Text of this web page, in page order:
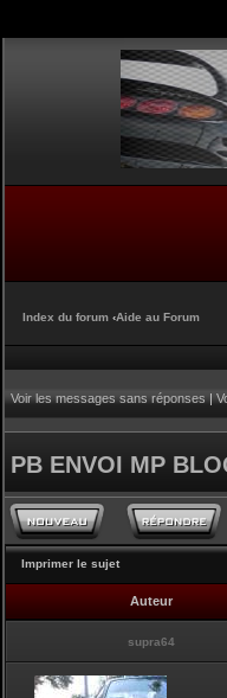
Index du forum ‹Aide au Forum
Voir les messages sans réponses|
PB ENVOI MP
Imprimer le sujet
Auteur
supra64